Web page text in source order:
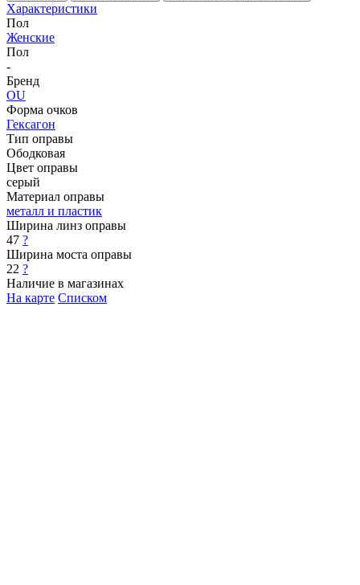
Характеристики
Пол
Женские
Пол
-
Бренд
OU
Форма очков
Гексагон
Тип оправы
Ободковая
Цвет оправы
серый
Материал оправы
металл и пластик
Ширина линз оправы
47 ?
Ширина моста оправы
22 ?
Наличие в магазинах
На карте Списком